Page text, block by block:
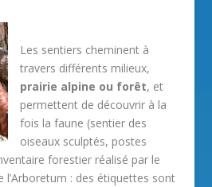
Les sentiers cheminent à
travers différents milieux,
prairie alpine ou forêt, et
permettent de découvrir à la
fois la faune (sentier des
oiseaux sculptés, postes
forestier réalisé par le
l’Arboretum : des étiquettes sont